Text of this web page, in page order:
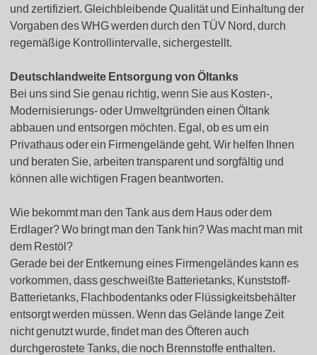
und zertifiziert. Gleichbleibende Qualität und Einhaltung der
Vorgaben des WHG werden durch den TÜV Nord, durch
regemäßige Kontrollintervalle, sichergestellt.
Deutschlandweite Entsorgung von Öltanks
Bei uns sind Sie genau richtig, wenn Sie aus Kosten-,
Modernisierungs- oder Umweltgründen einen Öltank
abbauen und entsorgen möchten. Egal, ob es um ein
Privathaus oder ein Firmengelände geht. Wir helfen Ihnen
und beraten Sie, arbeiten transparent und sorgfältig und
können alle wichtigen Fragen beantworten.
Wie bekommt man den Tank aus dem Haus oder dem
Erdlager? Wo bringt man den Tank hin? Was macht man mit
dem Restöl?
Gerade bei der Entkernung eines Firmengeländes kann es
vorkommen, dass geschweißte Batterietanks, Kunststoff-
Batterietanks, Flachbodentanks oder Flüssigkeitsbehälter
entsorgt werden müssen. Wenn das Gelände lange Zeit
nicht genutzt wurde, findet man des Öfteren auch
durchgerostete Tanks, die noch Brennstoffe enthalten.